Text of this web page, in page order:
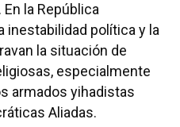
la República
inestabilidad política y la
la situación de
especialmente
armados yihadistas
Aliadas.